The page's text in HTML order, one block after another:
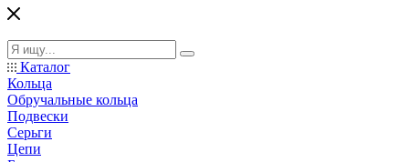
Каталог
Кольца
Обручальные кольца
Подвески
Серьги
Цепи